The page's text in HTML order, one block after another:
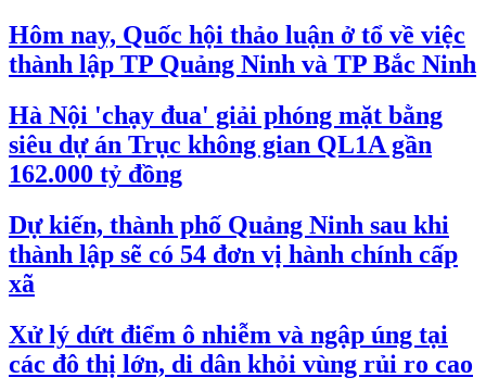
Hôm nay, Quốc hội thảo luận ở tổ về việc
thành lập TP Quảng Ninh và TP Bắc Ninh
Hà Nội 'chạy đua' giải phóng mặt bằng
siêu dự án Trục không gian QL1A gần
162.000 tỷ đồng
Dự kiến, thành phố Quảng Ninh sau khi
thành lập sẽ có 54 đơn vị hành chính cấp
xã
Xử lý dứt điểm ô nhiễm và ngập úng tại
các đô thị lớn, di dân khỏi vùng rủi ro cao